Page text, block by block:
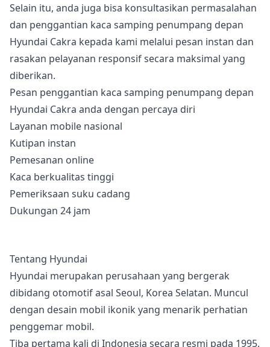
Selain itu, anda juga bisa konsultasikan permasalahan
dan penggantian kaca samping penumpang depan
Hyundai Cakra kepada kami melalui pesan instan dan
rasakan pelayanan responsif secara maksimal yang
diberikan.
Pesan penggantian kaca samping penumpang depan
Hyundai Cakra anda dengan percaya diri
Layanan mobile nasional
Kutipan instan
Pemesanan online
Kaca berkualitas tinggi
Pemeriksaan suku cadang
Dukungan 24 jam
Tentang Hyundai
Hyundai merupakan perusahaan yang bergerak
dibidang otomotif asal Seoul, Korea Selatan. Muncul
dengan desain mobil ikonik yang menarik perhatian
penggemar mobil.
Tiba pertama kali di Indonesia secara resmi pada 1995.